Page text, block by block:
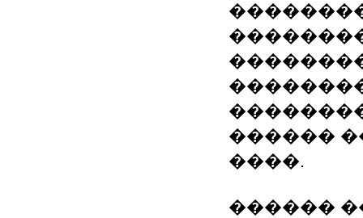
������
����.
������ ��: